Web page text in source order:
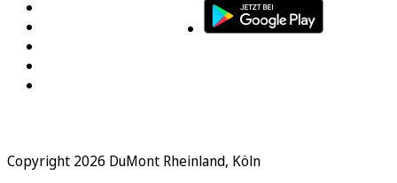
Copyright 2026 DuMont Rheinland, Köln